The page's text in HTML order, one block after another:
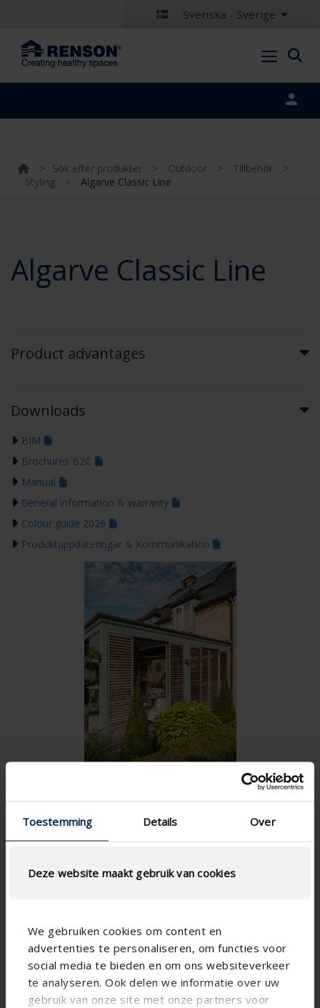
Toestemming Details Over
Deze website maakt gebruik van cookies
We gebruiken cookies om content en
advertenties te personaliseren, om functies voor
social media te bieden en om ons websiteverkeer
te analyseren. Ook delen we informatie over uw
gebruik van onze site met onze partners voor
Svenska - Sverige
> Sök efter produkter > Outdoor > Tillbehör
>
Styling
> Algarve Classic Line
Algarve Classic Line
Product advantages
Downloads
BIM
Brochures B2C
Manual
General information & warranty
Colour guide 2026
Produktuppdateringar & Kommunikation
